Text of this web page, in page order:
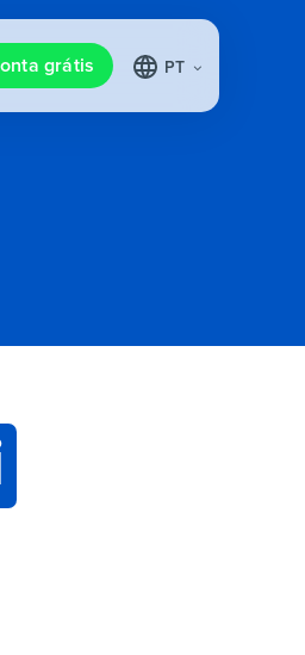
grátis PT